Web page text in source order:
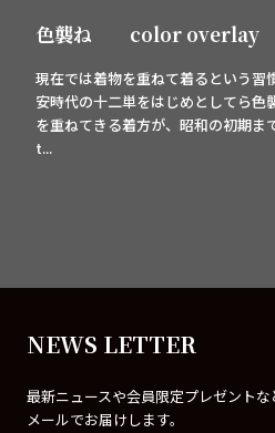
色襲ね color overlay
現在では着物を重ねて着るという習
安時代の十二単をはじめとしてら色
を重ねてきる着方が、昭和の初期
t...
NEWS LETTER
最新ニュースや会員限定プレゼント
メールでお届けします。